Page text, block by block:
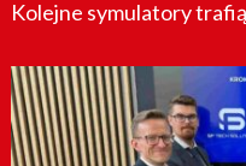
Kolejne symulatory